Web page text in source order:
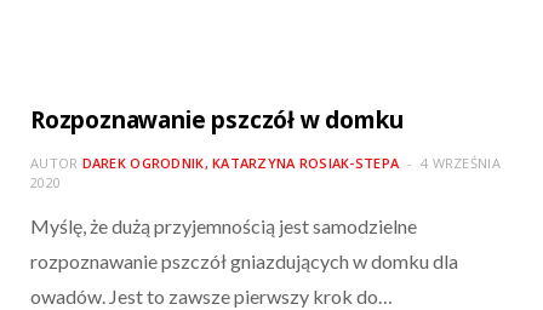
Rozpoznawanie pszczół w domku
AUTOR DAREK OGRODNIK, KATARZYNA ROSIAK-STEPA
4 WRZEŚNIA
2020
Myślę, że dużą przyjemnością jest samodzielne
rozpoznawanie pszczół gniazdujących w domku dla
owadów. Jest to zawsze pierwszy krok do…